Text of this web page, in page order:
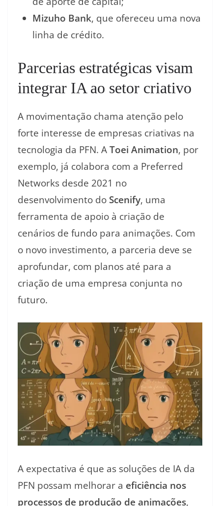
Mizuho Bank, que ofereceu uma nova
linha de crédito.
Parcerias estratégicas visam
integrar IA ao setor criativo
A movimentação chama atenção pelo
forte interesse de empresas criativas na
tecnologia da PFN. AToei Animation, por
exemplo, já colabora com a Preferred
Networks desde 2021 no
desenvolvimento do Scenify, uma
ferramenta de apoio à criação de
cenários de fundo para animações. Com
o novo investimento, a parceria deve se
aprofundar, com planos até para a
criação de uma empresa conjunta no
futuro.
A expectativa é que as soluções de IA da
PFN possam melhorar a eficiência nos
processos de produção de animações,